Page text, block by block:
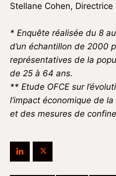
Stellane Cohen, Directrice
* Enquête réalisée du 8
d’un échantillon de 2000
représentatives de la
de 25 à 64 ans.
** Etude OFCE sur
l’impact économique de
et des mesures de